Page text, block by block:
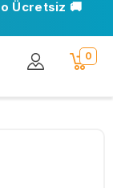
Ücretsiz 🚚
0